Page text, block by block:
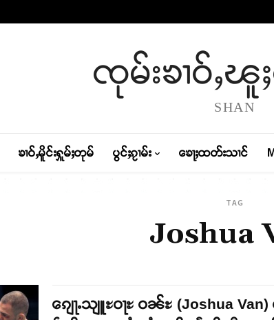
ၸုမ်းၶၢဝ်ႇၽူ
SHAN
ၶၢဝ်ႇမိူင်းႁူမ်ႈတုမ် ပွင်ႈၵႂၢမ်း ၶေႃႈထတ်းသၢင်
TAG
Joshua
ၵျေႃႉသျူႊဝႃႊ ဝၼ်ႊ (Joshua Van)